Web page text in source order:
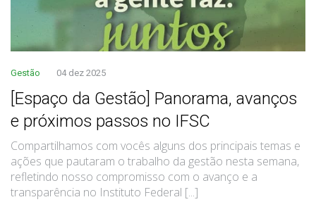
Gestão 04 dez 2025
[Espaço da Gestão] Panorama, avanços
e próximos passos no IFSC
Compartilhamos com vocês alguns dos principais temas e
ações que pautaram o trabalho da gestão nesta semana,
refletindo nosso compromisso com o avanço e a
transparência no Instituto Federal [...]